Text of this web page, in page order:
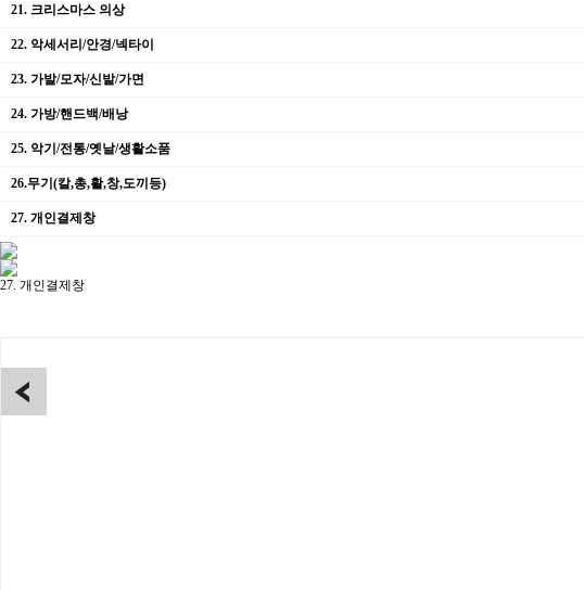
21. 크리스마스 의상
22. 악세서리/안경/넥타이
23. 가발/모자/신발/가면
24. 가방/핸드백/배낭
25. 악기/전통/옛날/생활소품
26.무기(칼,총,활,창,도끼등)
27. 개인결제창
27. 개인결제창